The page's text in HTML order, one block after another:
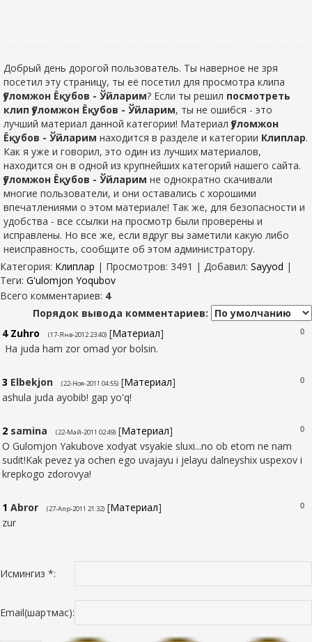
Добрый день дорогой пользователь. Ты наверное не зря
посетил эту страницу, ты её посетил для просмотра клипа
Ғуломжон Ёқубов - Ўйларим? Если ты решил посмотреть
клип Ғуломжон Ёқубов - Ўйларим, ты не ошибся - это
лучший материал данной категории! МатериалҒуломжон
Ёқубов - Ўйларим находится в разделе и категории Клиплар.
Как я уже и говорил, это один из лучших материалов,
находится он в одной из крупнейших категорий нашего сайта.
Ғуломжон Ёқубов - Ўйларим не однократно скачивали
многие пользователи, и они оставались с хорошими
впечатлениями о этом материале! Так же, для безопасности и
удобства - все ссылки на просмотр были проверены и
исправлены. Но все же, если вдруг вы заметили какую либо
неисправность, сообщите об этом администратору.
Категория: Клиплар | Просмотров: 3491 | Добавил: Sayyod |
Теги: G'ulomjon Yoqubov
Всего комментариев: 4
Порядок вывода комментариев:
0
4 Zuhro (17-Янв-2012 23:40) [Материал]
Ha juda ham zor omad yor bolsin.
0
3 Elbekjon (22-Ноя-2011 04:55) [Материал]
ashula juda ayobib! gap yo'q!
0
2 samina (22-Май-2011 02:49) [Материал]
O Gulomjon Yakubove xodyat vsyakie sluxi...no ob etom ne nam
sudit!Kak pevez ya ochen ego uvajayu i jelayu dalneyshix uspexov i
krepkogo zdorovya!
0
1 Abror (27-Апр-2011 21:32) [Материал]
zur
Исмингиз *:
Email(шартмас):